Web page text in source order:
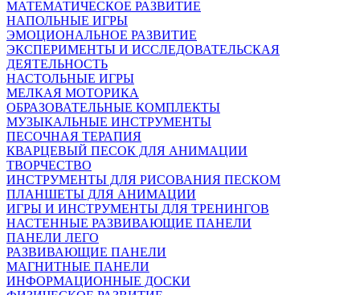
МАТЕМАТИЧЕСКОЕ РАЗВИТИЕ
НАПОЛЬНЫЕ ИГРЫ
ЭМОЦИОНАЛЬНОЕ РАЗВИТИЕ
ЭКСПЕРИМЕНТЫ И ИССЛЕДОВАТЕЛЬСКАЯ
ДЕЯТЕЛЬНОСТЬ
НАСТОЛЬНЫЕ ИГРЫ
МЕЛКАЯ МОТОРИКА
ОБРАЗОВАТЕЛЬНЫЕ КОМПЛЕКТЫ
МУЗЫКАЛЬНЫЕ ИНСТРУМЕНТЫ
ПЕСОЧНАЯ ТЕРАПИЯ
КВАРЦЕВЫЙ ПЕСОК ДЛЯ АНИМАЦИИ
ТВОРЧЕСТВО
ИНСТРУМЕНТЫ ДЛЯ РИСОВАНИЯ ПЕСКОМ
ПЛАНШЕТЫ ДЛЯ АНИМАЦИИ
ИГРЫ И ИНСТРУМЕНТЫ ДЛЯ ТРЕНИНГОВ
НАСТЕННЫЕ РАЗВИВАЮЩИЕ ПАНЕЛИ
ПАНЕЛИ ЛЕГО
РАЗВИВАЮЩИЕ ПАНЕЛИ
МАГНИТНЫЕ ПАНЕЛИ
ИНФОРМАЦИОННЫЕ ДОСКИ